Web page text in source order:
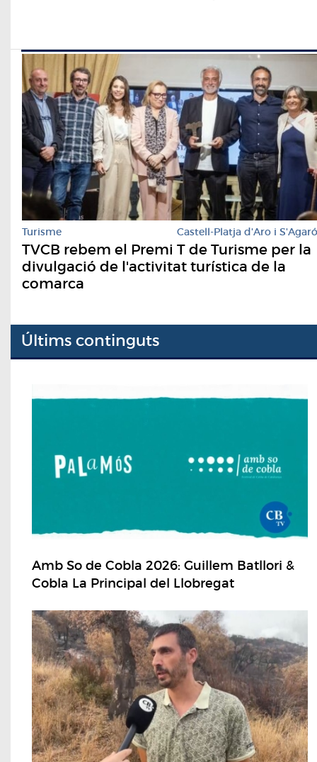
Turisme Castell-Platja d'Aro i S'Agaró
TVCB rebem el Premi T de Turisme per la
divulgació de l'activitat turística de la
comarca
Últims continguts
Amb So de Cobla 2026: Guillem Batllori &
Cobla La Principal del Llobregat